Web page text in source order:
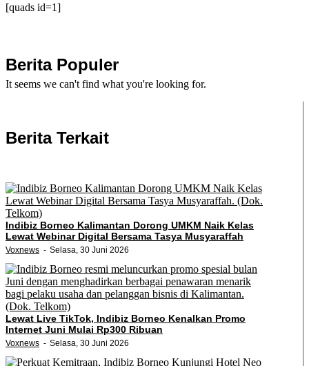
[quads id=1]
Berita Populer
It seems we can't find what you're looking for.
Berita Terkait
Indibiz Borneo Kalimantan Dorong UMKM Naik Kelas
Lewat Webinar Digital Bersama Tasya Musyaraffah
Voxnews Selasa, 30 Juni 2026
Lewat Live TikTok, Indibiz Borneo Kenalkan Promo
Internet Juni Mulai Rp300 Ribuan
Voxnews Selasa, 30 Juni 2026